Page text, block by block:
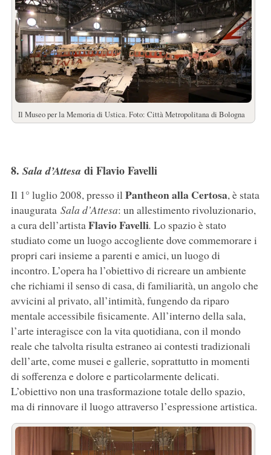
Il Museo per la Memoria di Ustica. Foto: Città Metropolitana di Bologna
8. Sala d’Attesa di Flavio Favelli
Il 1° luglio 2008, presso ilPantheonallaCertosa, è stata
inaugurata Sala d’Attesa: un allestimento rivoluzionario,
a cura dell’artistaFlavioFavelli. Lo spazio è stato
studiato come un luogo accogliente dove commemorare i
propri cari insieme a parenti e amici, un luogo di
incontro. L’opera ha l’obiettivo di ricreare un ambiente
che richiami il senso di casa, di familiarità, un angolo che
avvicini al privato, all’intimità, fungendo da riparo
mentale accessibile fisicamente. All’interno della sala,
l’arte interagisce con la vita quotidiana, con il mondo
reale che talvolta risulta estraneo ai contesti tradizionali
dell’arte, come musei e gallerie, soprattutto in momenti
di sofferenza e dolore e particolarmente delicati.
L’obiettivo non una trasformazione totale dello spazio,
ma di rinnovare il luogo attraverso l’espressione artistica.